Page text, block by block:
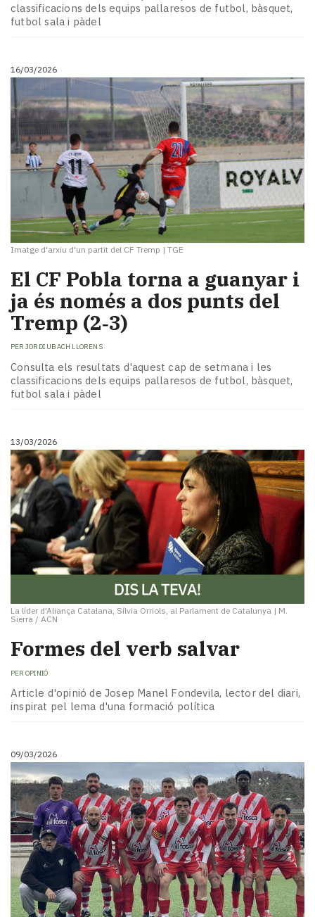
classificacions dels equips pallaresos de futbol, bàsquet,
futbol sala i pàdel
16/03/2026
Imatge d'arxiu d'un partit del CF Tremp | TGE
El CF Pobla torna a guanyar i
ja és només a dos punts del
Tremp (2‑3)
PER JORDI UBACH LLORENS
Consulta els resultats d'aquest cap de setmana i les
classificacions dels equips pallaresos de futbol, bàsquet,
futbol sala i pàdel
13/03/2026
La líder d'Aliança Catalana, Sílvia Orriols, al Parlament de Catalunya | M.
Sierra / ACN
Formes del verb salvar
PER OPINIÓ
Article d'opinió de Josep Manel Fondevila, lector del diari,
inspirat pel lema d'una formació política
09/03/2026